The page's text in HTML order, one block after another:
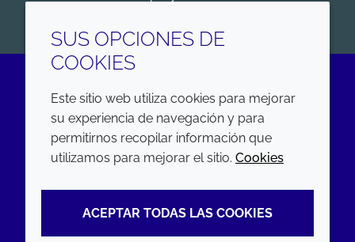
LinkedIn
EMPRESA
Annual Report
Sustainability Report
Terms and conditions
Privacy policy
SUS OPCIONES DE
COOKIES
Este sitio web utiliza cookies para mejorar
su experiencia de navegación y para
permitirnos recopilar información que
utilizamos para mejorar el sitio. Cookies
ACEPTAR TODAS LAS COOKIES